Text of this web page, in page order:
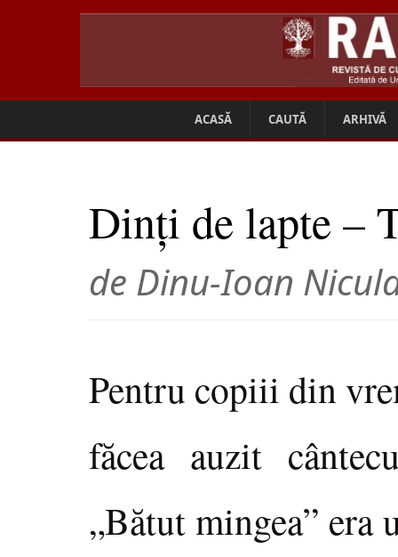
ACASĂ CAUTĂ ARHIVĂ
Dinţi de lapte –
de Dinu-Ioan
Pentru copiii din
făcea auzit
„Bătut mingea” era